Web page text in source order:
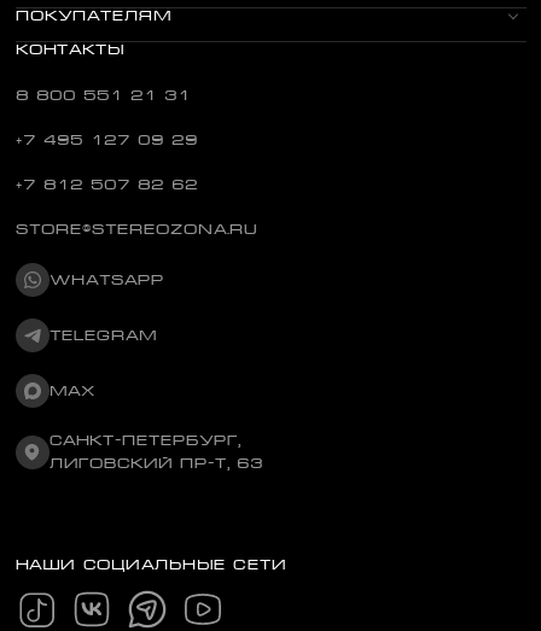
ПОКУПАТЕЛЯМ
КОНТАКТЫ
8 800 551 21 31
+7 495 127 09 29
+7 812 507 82 62
STORE@STEREOZONA.RU
WHATSAPP
TELEGRAM
MAX
САНКТ-ПЕТЕРБУРГ,
ЛИГОВСКИЙ ПР-Т, 63
НАШИ СОЦИАЛЬНЫЕ СЕТИ